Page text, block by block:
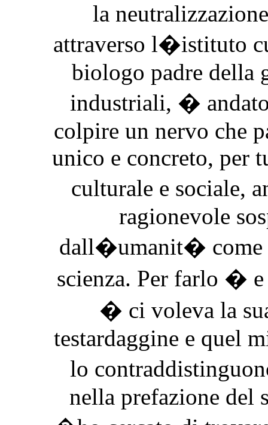
la
attraverso l�istituto
biologo padre della
industriali, �
colpire un nervo che
unico e concreto, per
culturale e sociale,
ragionevole
dall�umanit� come
scienza. Per farlo � e
� ci voleva la
testardaggine e quel
lo
nella prefazione del